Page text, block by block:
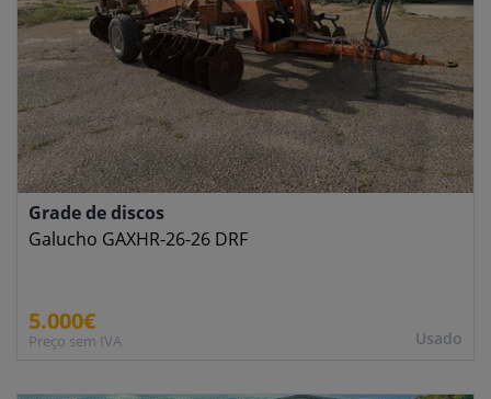
Usado
Grade de discos
Galucho GAXHR-26-26 DRF
5.000€
Preço sem IVA